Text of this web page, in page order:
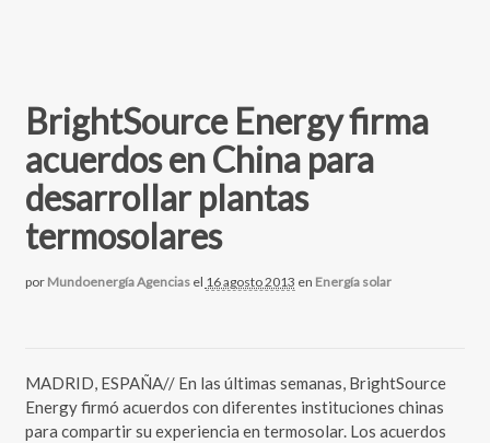
BrightSource Energy firma
acuerdos en China para
desarrollar plantas
termosolares
por Mundoenergía Agencias el 16 agosto 2013 en Energía solar
MADRID, ESPAÑA// En las últimas semanas, BrightSource
Energy firmó acuerdos con diferentes instituciones chinas
para compartir su experiencia en termosolar. Los acuerdos